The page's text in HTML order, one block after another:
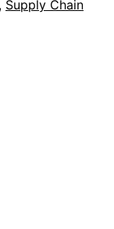
, Supply Chain